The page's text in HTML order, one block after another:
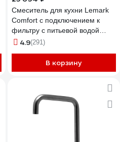
Смеситель для кухни Lemark
Comfort с подключением к
фильтру с питьевой водой
LM3074C
4.9(291)
В корзину